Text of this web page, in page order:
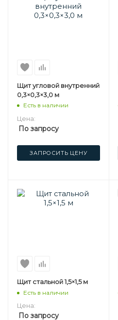
Щит угловой внутренний
0,3×0,3×3,0 м
Есть в наличии
Цена:
По запросу
ЗАПРОСИТЬ ЦЕНУ
Щит стальной 1,5×1,5 м
Есть в наличии
Цена:
По запросу